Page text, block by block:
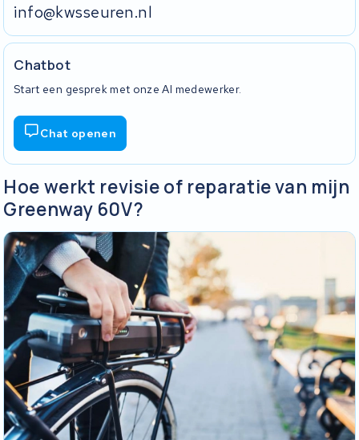
info@kwsseuren.nl
Chatbot
Start een gesprek met onze AI medewerker.
Chat openen
Hoe werkt revisie of reparatie van mijn
Greenway 60V?